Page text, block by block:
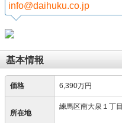
info@daihuku.co.jp
基本情報
価格 6,390万円
所在地
練馬区南大泉１丁目